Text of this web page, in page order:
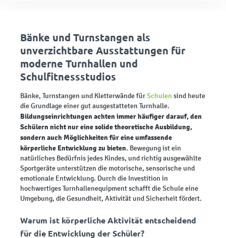
Bänke und Turnstangen als
unverzichtbare Ausstattungen für
moderne Turnhallen und
Schulfitnessstudios
Bänke, Turnstangen und Kletterwände fürSchulen sind heute
die Grundlage einer gut ausgestatteten Turnhalle.
Bildungseinrichtungen achten immer häufiger darauf, den
Schülern nicht nur eine solide theoretische Ausbildung,
sondern auch Möglichkeiten für eine umfassende
körperliche Entwicklung zu bieten. Bewegung ist ein
natürliches Bedürfnis jedes Kindes, und richtig ausgewählte
Sportgeräte unterstützen die motorische, sensorische und
emotionale Entwicklung. Durch die Investition in
hochwertiges Turnhallenequipment schafft die Schule eine
Umgebung, die Gesundheit, Aktivität und Sicherheit fördert.
Warum ist körperliche Aktivität entscheidend
für die Entwicklung der Schüler?